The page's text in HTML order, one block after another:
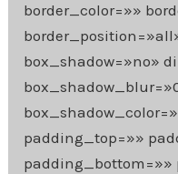
border_color=»»
box_shadow=»no»
padding_top=»»